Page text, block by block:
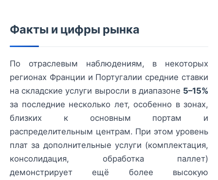
Факты и цифры рынка
По отраслевым наблюдениям, в некоторых
регионах Франции и Португалии средние ставки
на складские услуги выросли в диапазоне 5–15%
за последние несколько лет, особенно в зонах,
близких к основным портам и
распределительным центрам. При этом уровень
плат за дополнительные услуги (комплектация,
консолидация, обработка паллет)
демонстрирует ещё более высокую